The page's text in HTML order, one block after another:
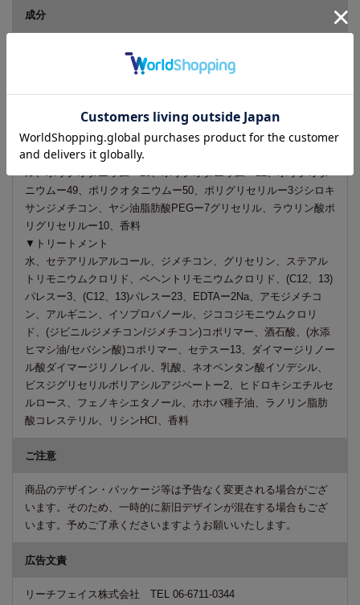
成分
水、コカミドプロピルベタイン、ラウロイルメチルアラニンNa、
イルメチルタウリンNa、BG、EDTAー2Na、アセチルグルコサミ
ン、アルギニン、安息香酸Na、エタノール、酒石酸、ソルビトー
ル、タウリン、テアニン、ビワ葉エキス、フェノキシエタノー
ル、ポリクオタニウムー10、ポリクオタニウムー22、ポリクオタ
ニウムー49、ポリクオタニウムー50、ポリグリセリルー3ジシロキ
サンジメチコン、ヤシ油脂肪酸PEGー7グリセリル、ラウリン酸ポ
リグリセリルー10、香料
▼トリートメント
水、セテアリルアルコール、ジメチコン、グリセリン、ステアル
トリモニウムクロリド、ベヘントリモニウムクロリド、(C12、13)
パレスー3、(C12、13)パレスー23、EDTAー2Na、アモジメチコ
ン、アルギニン、イソプロパノール、ジココジモニウムクロリ
ド、(ジビニルジメチコン/ジメチコン)コポリマー、酒石酸、(水添
ヒマシ油/セバシン酸)コポリマー、セテスー13、ダイマージリノー
ル酸ダイマージリノレイル、乳酸、ネオペンタン酸イソデシル、
ビスジグリセリルポリアシルアジペートー2、ヒドロキシエチルセ
ルロース、フェノキシエタノール、ホホバ種子油、ラノリン脂肪
酸コレステリル、リシンHCI、香料
ご注意
商品のデザイン・パッケージ等は予告なく変更される場合がござ
います。そのため、一時的に新旧デザインが混在する場合もござ
います。予めご了承くださいますようお願いいたします。
広告文責
リーチフェイス株式会社 TEL 06-6711-0344